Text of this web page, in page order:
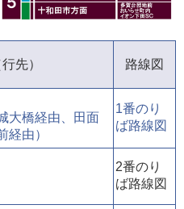
先） 路線図
大橋経由、田面
経由）
1番のり
ば路線図
2番のり
ば路線図